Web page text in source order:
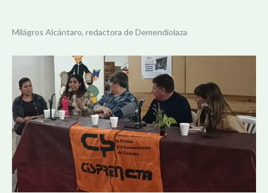
Milágros Alcántaro, redactora de Demendiolaza